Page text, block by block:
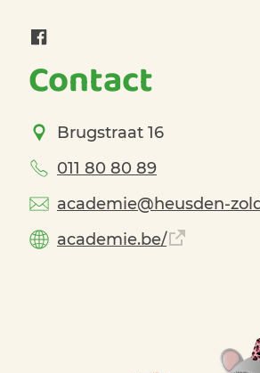
Facebook Tekenacademie -
Contact
Brugstraat 16
011 80 80 89
academie@heusden-
academie.be/